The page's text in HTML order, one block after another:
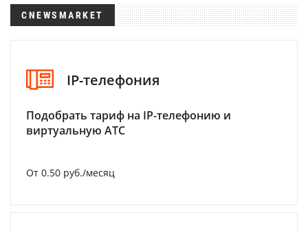
CNEWSMARKET
IP-телефония
Подобрать тариф на IP-телефонию и
виртуальную АТС
От 0.50 руб./месяц